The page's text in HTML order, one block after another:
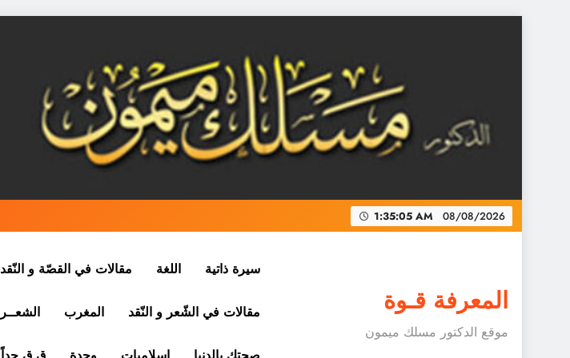
1:35:07 AM 08/08/2026
المعرفة قـوة
موقع الدكتور مسلك ميمون
سيرة ذاتية اللغة مقالات في القصّة و النّقد
مقالات في الشّعر و النّقد المغرب الشعــر